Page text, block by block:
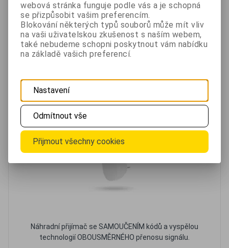
bez DPH 483,50 Kč
Oblíbené Porovnat
- 20 %
Náhradní přijímač se SAMOUČENÍM kódů a vyspělou
technologií OBOUSMĚRNÉHO přenosu signálu.
webová stránka funguje podle vás a je schopná
se přizpůsobit vašim preferencím.
Blokování některých typů souborů může mít vliv
na vaši uživatelskou zkušenost s naším webem,
také nebudeme schopni poskytnout vám nabídku
na základě vašich preferencí.
Nastavení
Odmítnout vše
Přijmout všechny cookies